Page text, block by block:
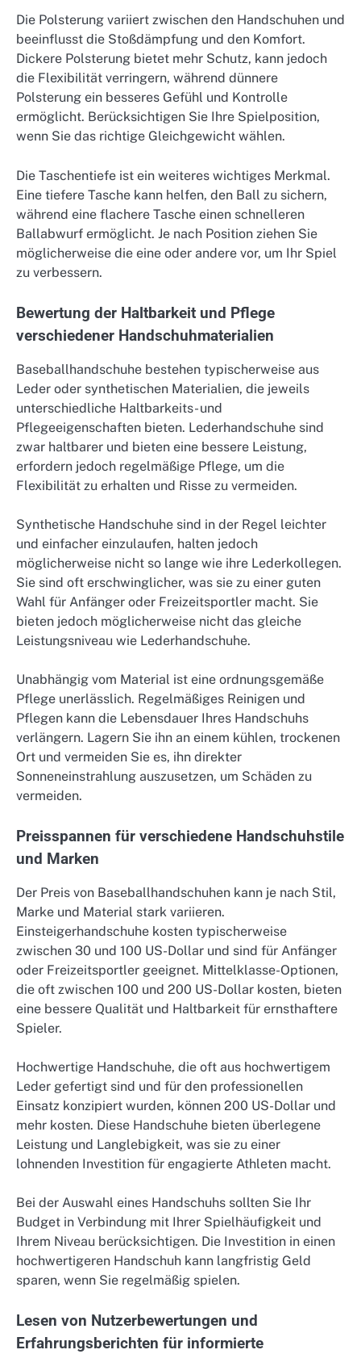
Die Polsterung variiert zwischen den Handschuhen und
beeinflusst die Stoßdämpfung und den Komfort.
Dickere Polsterung bietet mehr Schutz, kann jedoch
die Flexibilität verringern, während dünnere
Polsterung ein besseres Gefühl und Kontrolle
ermöglicht. Berücksichtigen Sie Ihre Spielposition,
wenn Sie das richtige Gleichgewicht wählen.
Die Taschentiefe ist ein weiteres wichtiges Merkmal.
Eine tiefere Tasche kann helfen, den Ball zu sichern,
während eine flachere Tasche einen schnelleren
Ballabwurf ermöglicht. Je nach Position ziehen Sie
möglicherweise die eine oder andere vor, um Ihr Spiel
zu verbessern.
Bewertung der Haltbarkeit und Pflege
verschiedener Handschuhmaterialien
Baseballhandschuhe bestehen typischerweise aus
Leder oder synthetischen Materialien, die jeweils
unterschiedliche Haltbarkeits- und
Pflegeeigenschaften bieten. Lederhandschuhe sind
zwar haltbarer und bieten eine bessere Leistung,
erfordern jedoch regelmäßige Pflege, um die
Flexibilität zu erhalten und Risse zu vermeiden.
Synthetische Handschuhe sind in der Regel leichter
und einfacher einzulaufen, halten jedoch
möglicherweise nicht so lange wie ihre Lederkollegen.
Sie sind oft erschwinglicher, was sie zu einer guten
Wahl für Anfänger oder Freizeitsportler macht. Sie
bieten jedoch möglicherweise nicht das gleiche
Leistungsniveau wie Lederhandschuhe.
Unabhängig vom Material ist eine ordnungsgemäße
Pflege unerlässlich. Regelmäßiges Reinigen und
Pflegen kann die Lebensdauer Ihres Handschuhs
verlängern. Lagern Sie ihn an einem kühlen, trockenen
Ort und vermeiden Sie es, ihn direkter
Sonneneinstrahlung auszusetzen, um Schäden zu
vermeiden.
Preisspannen für verschiedene Handschuhstile
und Marken
Der Preis von Baseballhandschuhen kann je nach Stil,
Marke und Material stark variieren.
Einsteigerhandschuhe kosten typischerweise
zwischen 30 und 100 US-Dollar und sind für Anfänger
oder Freizeitsportler geeignet. Mittelklasse-Optionen,
die oft zwischen 100 und 200 US-Dollar kosten, bieten
eine bessere Qualität und Haltbarkeit für ernsthaftere
Spieler.
Hochwertige Handschuhe, die oft aus hochwertigem
Leder gefertigt sind und für den professionellen
Einsatz konzipiert wurden, können 200 US-Dollar und
mehr kosten. Diese Handschuhe bieten überlegene
Leistung und Langlebigkeit, was sie zu einer
lohnenden Investition für engagierte Athleten macht.
Bei der Auswahl eines Handschuhs sollten Sie Ihr
Budget in Verbindung mit Ihrer Spielhäufigkeit und
Ihrem Niveau berücksichtigen. Die Investition in einen
hochwertigeren Handschuh kann langfristig Geld
sparen, wenn Sie regelmäßig spielen.
Lesen von Nutzerbewertungen und
Erfahrungsberichten für informierte